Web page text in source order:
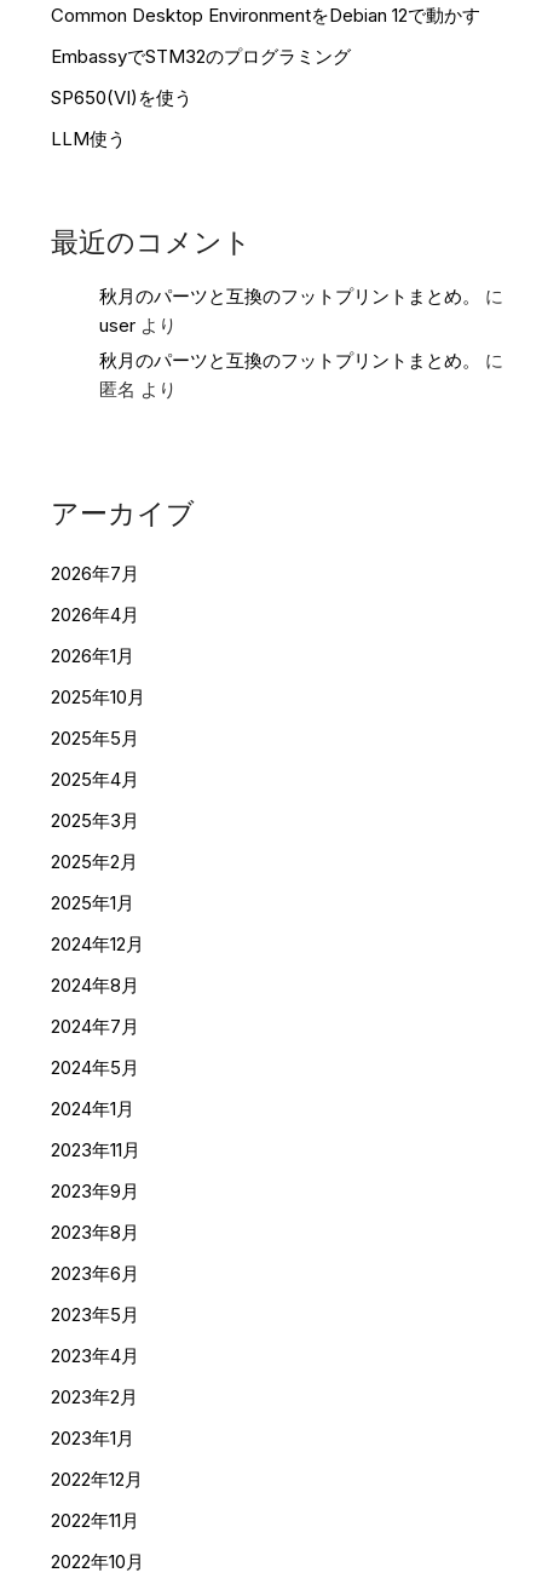
Common Desktop EnvironmentをDebian 12で動かす
EmbassyでSTM32のプログラミング
SP650(VI)を使う
LLM使う
最近のコメント
秋月のパーツと互換のフットプリントまとめ。
に
user より
秋月のパーツと互換のフットプリントまとめ。
に
匿名 より
アーカイブ
2026年7月
2026年4月
2026年1月
2025年10月
2025年5月
2025年4月
2025年3月
2025年2月
2025年1月
2024年12月
2024年8月
2024年7月
2024年5月
2024年1月
2023年11月
2023年9月
2023年8月
2023年6月
2023年5月
2023年4月
2023年2月
2023年1月
2022年12月
2022年11月
2022年10月